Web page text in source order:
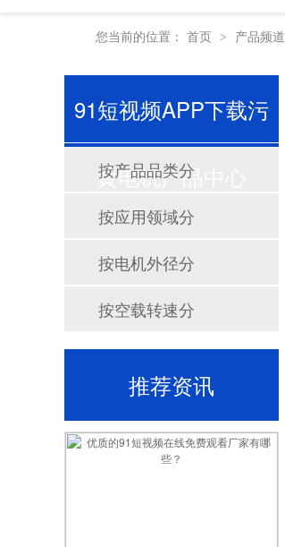
您当前的位置： 首页 > 产品频道
91短视频APP下载污
黄电机产品中心
按产品品类分
按应用领域分
按电机外径分
按空载转速分
推荐资讯